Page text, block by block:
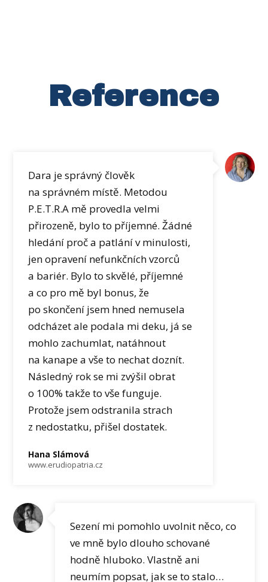
Reference
Dara je správný člověk
na správném místě. Metodou
P.E.T.R.A mě provedla velmi
přirozeně, bylo to příjemné. Žádné
hledání proč a patlání v minulosti,
jen opravení nefunkčních vzorců
a bariér. Bylo to skvělé, příjemné
a co pro mě byl bonus, že
po skončení jsem hned nemusela
odcházet ale podala mi deku, já se
mohlo zachumlat, natáhnout
na kanape a vše to nechat doznít.
Následný rok se mi zvýšil obrat
o 100% takže to vše funguje.
Protože jsem odstranila strach
z nedostatku, přišel dostatek.
Hana Slámová
www.erudiopatria.cz
Sezení mi pomohlo uvolnit něco, co
ve mně bylo dlouho schované
hodně hluboko. Vlastně ani
neumím popsat, jak se to stalo…